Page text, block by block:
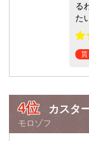
る
た
貰
4位 カスタ
モロゾフ